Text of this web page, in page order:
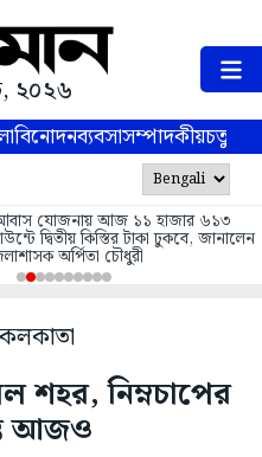
২০২৬
বিনোদনব্যবসাসম্পাদকীয়
যোজনায় আজ ১১ হাজার ৬১৩
দ্বিতীয় কিস্তির টাকা ঢুকবে, জানালেন
অর্পিতা চৌধুরী
শহর, নিম্নচাপের
আজও